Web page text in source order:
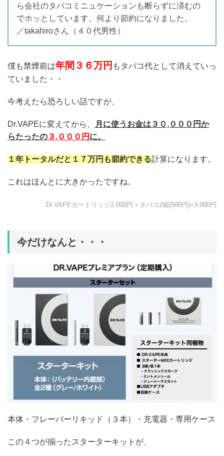
ら会社のタバコミニュケーションも断らずに済むの
でホッとしています。何より節約になりました。
／takahiroさん（４０代男性）
僕も禁煙前は年間３６万円 もタバコ代として消えていっ
ていました・・
今考えたら恐ろしい話ですが、
Dr.VAPEに変えてから、
月に使うお金は３０,０００円か
らたったの ３ ,０００円 に。
１年トータルだと１７万円も節約できる計算になります。
これはほんとに大きかったですね。
Dr.VAPEカートリッジ2,000円＋タバコ2箱(500円)=3,000円
今だけなんと・・・
本体・フレーバーリキッド（３本）・充電器・専用ケース
この４つが揃ったスターターキットが、